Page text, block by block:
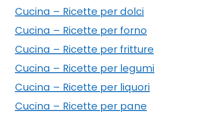
Cucina – Ricette per dolci
Cucina – Ricette per forno
Cucina – Ricette per fritture
Cucina – Ricette per legumi
Cucina – Ricette per liquori
Cucina – Ricette per pane